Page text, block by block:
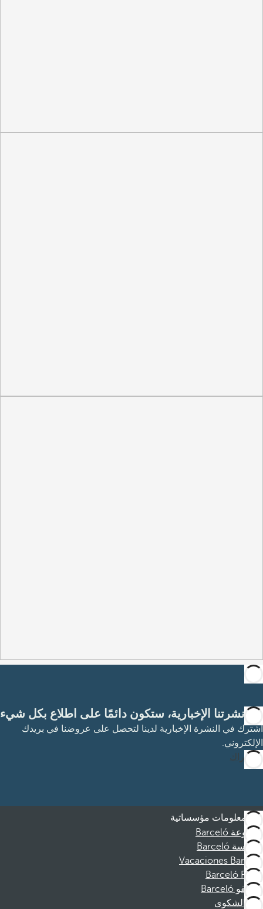
مع نشرتنا الإخبارية، ستكون دائمًا على اطلاع بكل شيء
اشترك في النشرة الإخبارية لدينا لتحصل على عروضنا في بريدك
الإلكتروني.
الاشتراك
معلومات مؤسساتية
مجموعة Barceló
مؤسسة Barceló
Vacaciones Barceló
Barceló Films
موظفو Barceló
قناة الشكوى